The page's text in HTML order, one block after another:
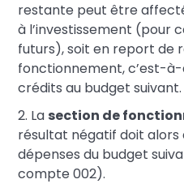
restante peut être
à l’investissement (pour
futurs), soit en report de
fonctionnement, c’est-
crédits au budget suivant.
2. La section de
résultat négatif doit
dépenses du budget
compte 002).